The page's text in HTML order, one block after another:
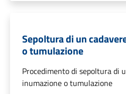
Sepoltura di un
o tumulazione
Procedimento di sepoltura di
inumazione o tumulazione